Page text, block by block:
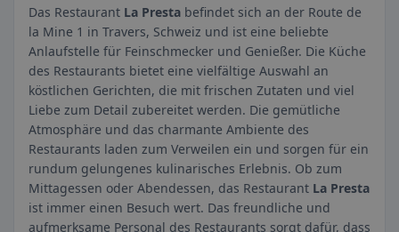
Das Restaurant La Presta befindet sich an der Route de
la Mine 1 in Travers, Schweiz und ist eine beliebte
Anlaufstelle für Feinschmecker und Genießer. Die Küche
des Restaurants bietet eine vielfältige Auswahl an
köstlichen Gerichten, die mit frischen Zutaten und viel
Liebe zum Detail zubereitet werden. Die gemütliche
Atmosphäre und das charmante Ambiente des
Restaurants laden zum Verweilen ein und sorgen für ein
rundum gelungenes kulinarisches Erlebnis. Ob zum
Mittagessen oder Abendessen, das Restaurant La Presta
ist immer einen Besuch wert. Das freundliche und
aufmerksame Personal des Restaurants sorgt dafür, dass